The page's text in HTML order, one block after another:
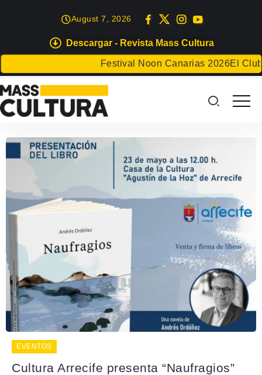
Descargar - Revista Mass Cultura
Festival Noon Canarias 2026El Club de
August 7, 2026
EVENTOS
Cultura Arrecife presenta “Naufragios”